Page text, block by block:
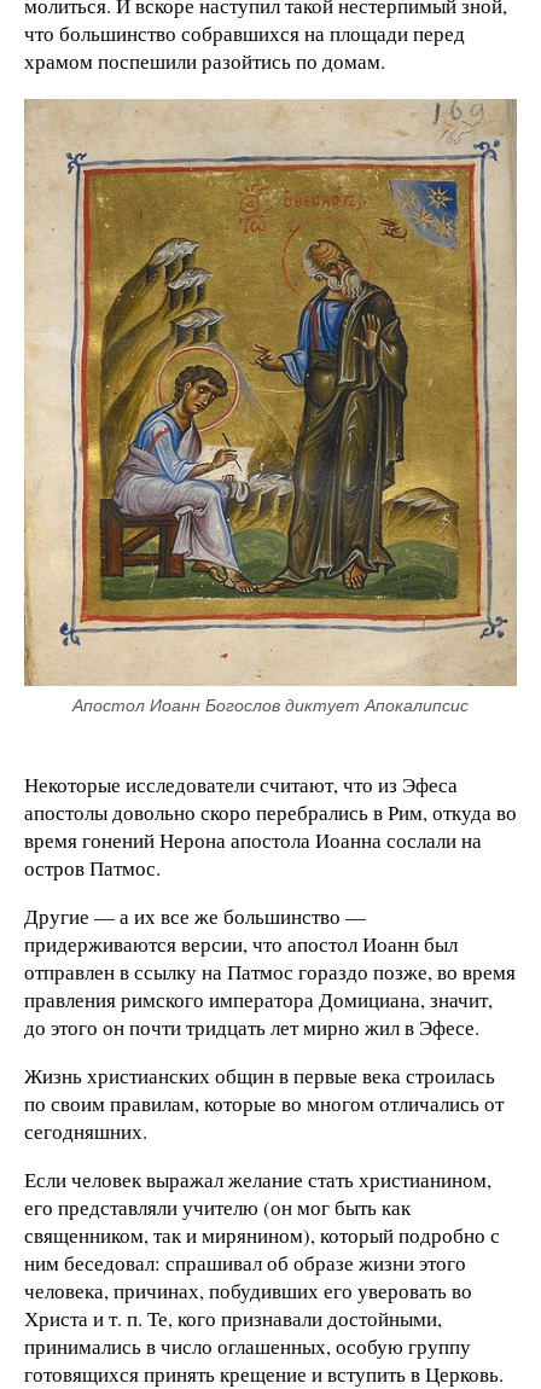
молиться. И вскоре наступил такой нестерпимый зной,
что большинство собравшихся на площади перед
храмом поспешили разойтись по домам.
Апостол Иоанн Богослов диктует Апокалипсис
Некоторые исследователи считают, что из Эфеса
апостолы довольно скоро перебрались в Рим, откуда во
время гонений Нерона апостола Иоанна сослали на
остров Патмос.
Другие — а их все же большинство —
придерживаются версии, что апостол Иоанн был
отправлен в ссылку на Патмос гораздо позже, во время
правления римского императора Домициана, значит,
до этого он почти тридцать лет мирно жил в Эфесе.
Жизнь христианских общин в первые века строилась
по своим правилам, которые во многом отличались от
сегодняшних.
Если человек выражал желание стать христианином,
его представляли учителю (он мог быть как
священником, так и мирянином), который подробно с
ним беседовал: спрашивал об образе жизни этого
человека, причинах, побудивших его уверовать во
Христа и т. п. Те, кого признавали достойными,
принимались в число оглашенных, особую группу
готовящихся принять крещение и вступить в Церковь.